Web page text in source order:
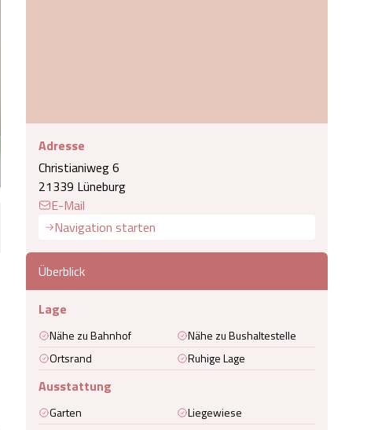
Ferienwohnung am Apfelgarten Lueneburg c3_schlazi2.jpg
Adresse
Christianiweg 6
21339 Lüneburg
E-Mail
Navigation starten
Überblick
Lage
Nähe zu Bahnhof
Nähe zu Bushaltestelle
Ortsrand
Ruhige Lage
Ausstattung
Garten Liegewiese